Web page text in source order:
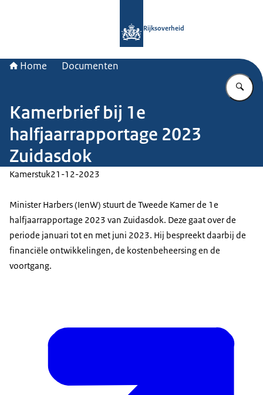
Rijksoverheid
Home Documenten
Kamerbrief bij 1e
halfjaarrapportage 2023
Zuidasdok
Kamerstuk21-12-2023
Minister Harbers (IenW) stuurt de Tweede Kamer de 1e
halfjaarrapportage 2023 van Zuidasdok. Deze gaat over de
periode januari tot en met juni 2023. Hij bespreekt daarbij de
financiële ontwikkelingen, de kostenbeheersing en de
voortgang.